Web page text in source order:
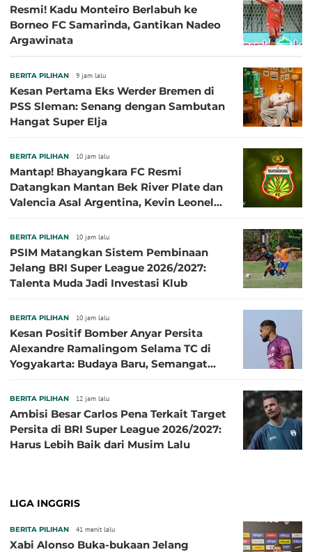
Resmi! Kadu Monteiro Berlabuh ke
Borneo FC Samarinda, Gantikan Nadeo
Argawinata
BERITA PILIHAN 9 jam lalu
Kesan Pertama Eks Werder Bremen di
PSS Sleman: Senang dengan Sambutan
Hangat Super Elja
BERITA PILIHAN 10 jam lalu
Mantap! Bhayangkara FC Resmi
Datangkan Mantan Bek River Plate dan
Valencia Asal Argentina, Kevin Leonel
BERITA PILIHAN 10 jam lalu
PSIM Matangkan Sistem Pembinaan
Jelang BRI Super League 2026/2027:
Talenta Muda Jadi Investasi Klub
BERITA PILIHAN 10 jam lalu
Kesan Positif Bomber Anyar Persita
Alexandre Ramalingom Selama TC di
Yogyakarta: Budaya Baru, Semangat
BERITA PILIHAN 12 jam lalu
Ambisi Besar Carlos Pena Terkait Target
Persita di BRI Super League 2026/2027:
Harus Lebih Baik dari Musim Lalu
LIGA INGGRIS
BERITA PILIHAN 41 menit lalu
Xabi Alonso Buka-bukaan Jelang